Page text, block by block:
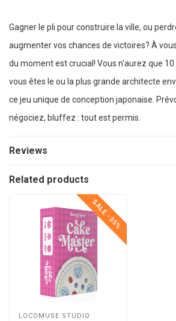
Gagner le pli pour construire la ville, ou
augmenter vos chances de victoires? À
du moment est crucial! Vous n'aurez que
vous êtes le ou la plus grande architecte
ce jeu unique de conception japonaise.
négociez, bluffez : tout est permis.
Reviews
Related products
SALE -35%
LOCOMUSE STUDIO